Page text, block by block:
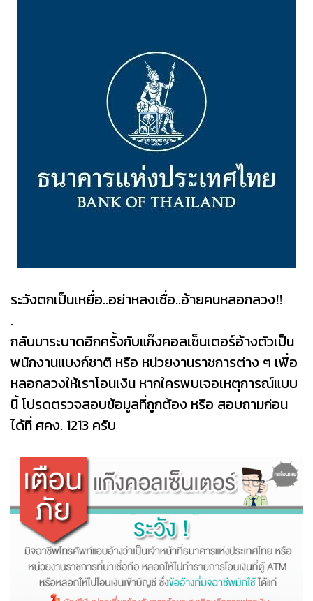
ระวังตกเป็นเหยื่อ..อย่าหลงเชื่อ..อ้ายคนหลอกลวง‼️
.
กลับมาระบาดอีกครั้งกับแก๊งคอลเซ็นเตอร์อ้างตัวเป็น
พนักงานแบงก์ชาติ หรือ หน่วยงานราชการต่าง ๆ เพื่อ
หลอกลวงให้เราโอนเงิน หากใครพบเจอเหตุการณ์แบบ
นี้ โปรดตรวจสอบข้อมูลที่ถูกต้อง หรือ สอบถามก่อน
ได้ที่ ศคง. 1213 ครับ